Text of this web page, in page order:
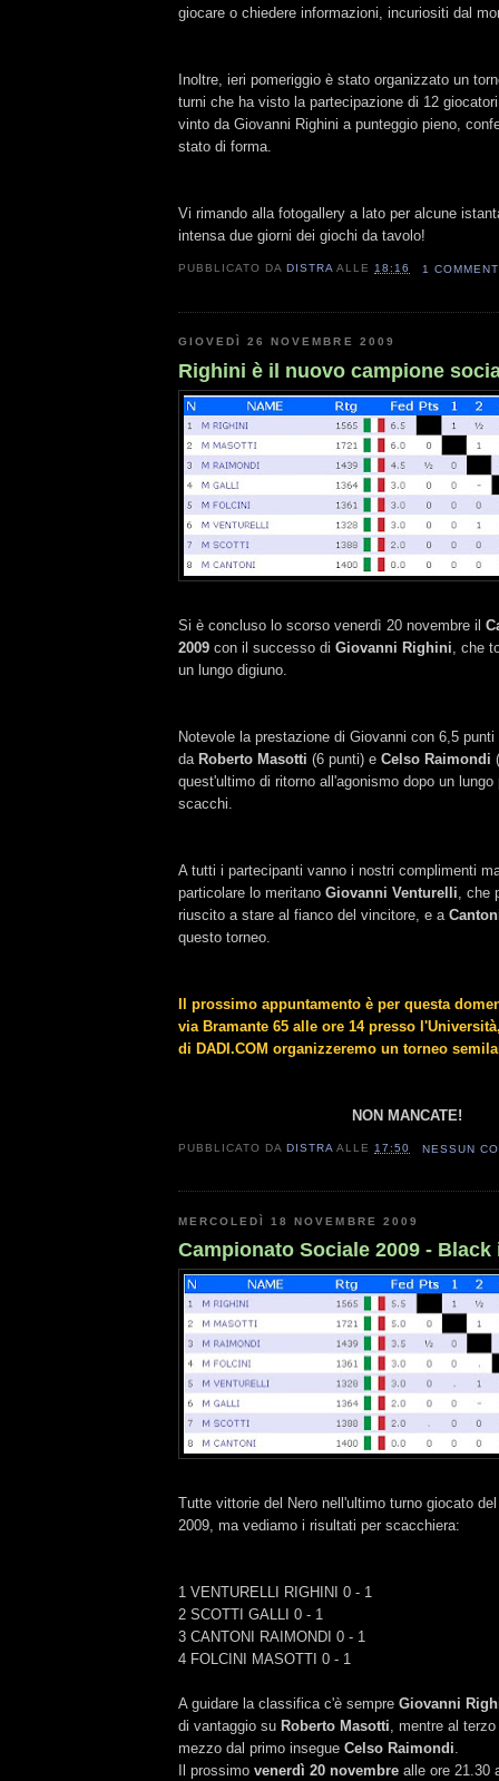
giocare o chiedere informazioni, incuriositi dal
Inoltre, ieri pomeriggio è stato organizzato un
turni che ha visto la partecipazione di 12
vinto da Giovanni Righini a punteggio pieno,
stato di forma.
Vi rimando alla fotogallery a lato per alcune
intensa due giorni dei giochi da tavolo!
PUBBLICATO DA DISTRA ALLE18:16 1
GIOVEDÌ 26 NOVEMBRE 2009
Righini è il nuovo campione
Si è concluso lo scorso venerdì 20 novembre il
2009 con il successo di Giovanni Righini , che
un lungo digiuno.
Notevole la prestazione di Giovanni con 6,5
da Roberto Masotti (6 punti) e Celso Raimondi
quest'ultimo di ritorno all'agonismo dopo un lungo
scacchi.
A tutti i partecipanti vanno i nostri complimenti
particolare lo meritano Giovanni Venturelli ,
riuscito a stare al fianco del vincitore, e a
questo torneo.
Il prossimo appuntamento è per questa
via Bramante 65 alle ore 14 presso
di DADI.COM organizzeremo un torneo
NON MANCATE!
PUBBLICATO DA DISTRA ALLE17:50 NESSUN
MERCOLEDÌ 18 NOVEMBRE 2009
Campionato Sociale 2009 - Black
Tutte vittorie del Nero nell'ultimo turno giocato
2009, ma vediamo i risultati per scacchiera:
1 VENTURELLI RIGHINI 0 - 1
2 SCOTTI GALLI 0 - 1
3 CANTONI RAIMONDI 0 - 1
4 FOLCINI MASOTTI 0 - 1
A guidare la classifica c'è sempre Giovanni
di vantaggio su Roberto Masotti, mentre al
mezzo dal primo insegue Celso Raimondi.
Il prossimo venerdì 20 novembre alle ore 21.30